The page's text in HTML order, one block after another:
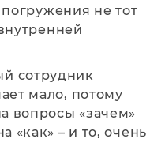
не тот
сотрудник
мало, потому
вопросы «зачем»
«как» – и то, очень